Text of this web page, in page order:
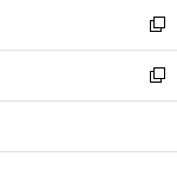
く
ド
ウ
で
開
ィ
ン
ド
ウ
開
い
ウ
ィ
ン
ウ
新
し
い
ウ
ン
新
し
ウ